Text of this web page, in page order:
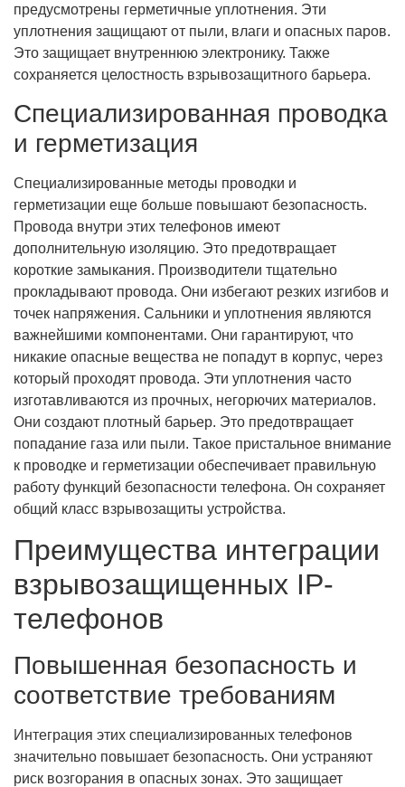
предусмотрены герметичные уплотнения. Эти
уплотнения защищают от пыли, влаги и опасных паров.
Это защищает внутреннюю электронику. Также
сохраняется целостность взрывозащитного барьера.
Специализированная проводка
и герметизация
Специализированные методы проводки и
герметизации еще больше повышают безопасность.
Провода внутри этих телефонов имеют
дополнительную изоляцию. Это предотвращает
короткие замыкания. Производители тщательно
прокладывают провода. Они избегают резких изгибов и
точек напряжения. Сальники и уплотнения являются
важнейшими компонентами. Они гарантируют, что
никакие опасные вещества не попадут в корпус, через
который проходят провода. Эти уплотнения часто
изготавливаются из прочных, негорючих материалов.
Они создают плотный барьер. Это предотвращает
попадание газа или пыли. Такое пристальное внимание
к проводке и герметизации обеспечивает правильную
работу функций безопасности телефона. Он сохраняет
общий класс взрывозащиты устройства.
Преимущества интеграции
взрывозащищенных IP-
телефонов
Повышенная безопасность и
соответствие требованиям
Интеграция этих специализированных телефонов
значительно повышает безопасность. Они устраняют
риск возгорания в опасных зонах. Это защищает